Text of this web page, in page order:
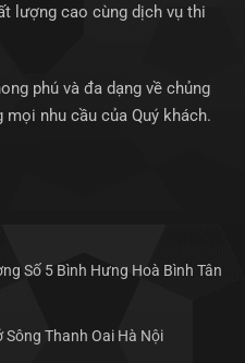
lượng cao cùng dịch vụ thi
phú và đa dạng về chủng
nhu cầu của Quý khách.
Số 5 Bình Hưng Hoà Bình Tân
Thanh Oai Hà Nội